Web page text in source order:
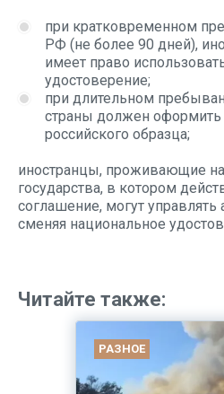
при кратковременном
РФ (не более 90 дней),
имеет право
удостоверение;
при длительном
страны должен оформить
российского образца;
иностранцы, проживающие на
государства, в котором
соглашение, могут
сменяя национальное
Читайте также:
РАЗНОЕ